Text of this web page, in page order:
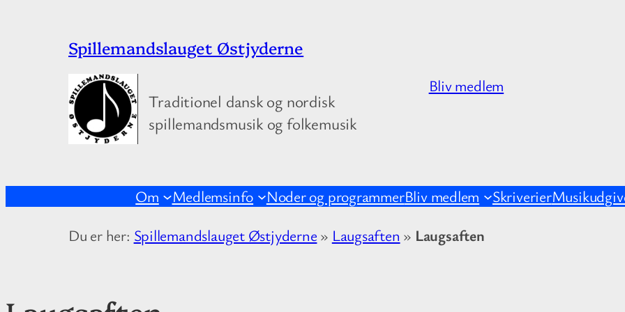
Spillemandslauget Østjyderne
Traditionel dansk og nordisk
spillemandsmusik og folkemusik
Bliv medlem
Om Medlemsinfo Noder og programmerBliv medlem Skriverier
Du er her: Spillemandslauget Østjyderne » Laugsaften » Laugsaften